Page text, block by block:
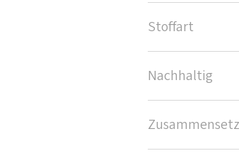
Stoffart
Nachhaltig